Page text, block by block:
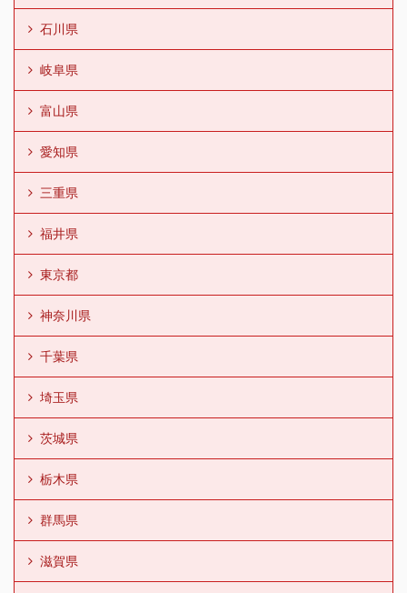
石川県
岐阜県
富山県
愛知県
三重県
福井県
東京都
神奈川県
千葉県
埼玉県
茨城県
栃木県
群馬県
滋賀県